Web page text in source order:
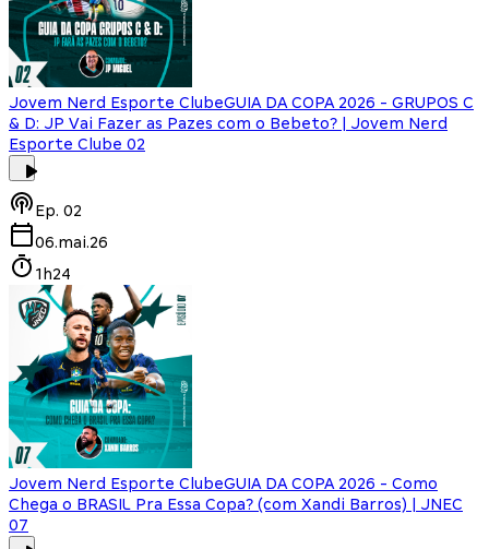
Jovem Nerd Esporte ClubeGUIA DA COPA 2026 - GRUPOS C
& D: JP Vai Fazer as Pazes com o Bebeto? | Jovem Nerd
Esporte Clube 02
Ep. 02
06.mai.26
1h24
Jovem Nerd Esporte ClubeGUIA DA COPA 2026 - Como
Chega o BRASIL Pra Essa Copa? (com Xandi Barros) | JNEC
07